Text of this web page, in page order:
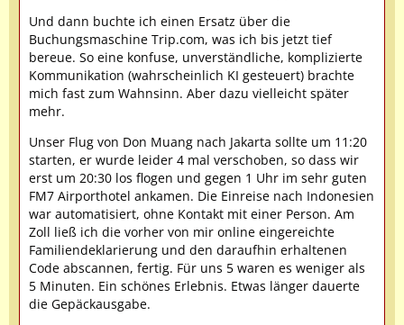
Und dann buchte ich einen Ersatz über die
Buchungsmaschine Trip.com, was ich bis jetzt tief
bereue. So eine konfuse, unverständliche, komplizierte
Kommunikation (wahrscheinlich KI gesteuert) brachte
mich fast zum Wahnsinn. Aber dazu vielleicht später
mehr.
Unser Flug von Don Muang nach Jakarta sollte um 11:20
starten, er wurde leider 4 mal verschoben, so dass wir
erst um 20:30 los flogen und gegen 1 Uhr im sehr guten
FM7 Airporthotel ankamen. Die Einreise nach Indonesien
war automatisiert, ohne Kontakt mit einer Person. Am
Zoll ließ ich die vorher von mir online eingereichte
Familiendeklarierung und den daraufhin erhaltenen
Code abscannen, fertig. Für uns 5 waren es weniger als
5 Minuten. Ein schönes Erlebnis. Etwas länger dauerte
die Gepäckausgabe.